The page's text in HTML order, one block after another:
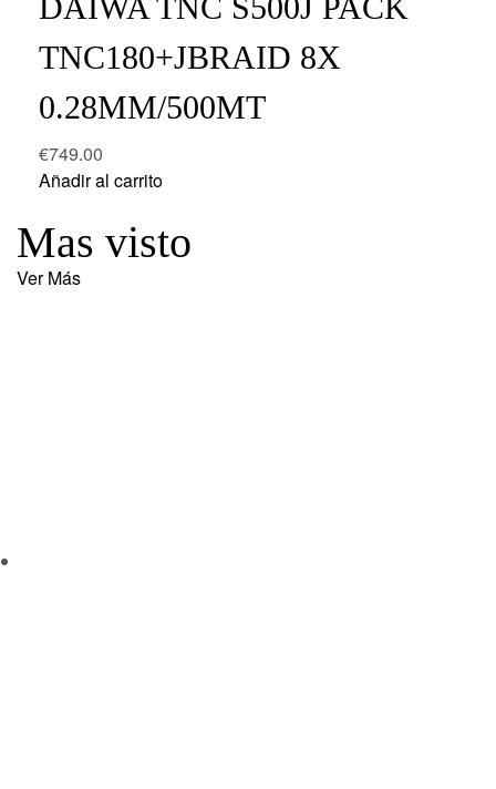
DAIWA TNC S500J PACK
TNC180+JBRAID 8X
0.28MM/500MT
€749.00
Añadir al carrito
Mas visto
Ver Más